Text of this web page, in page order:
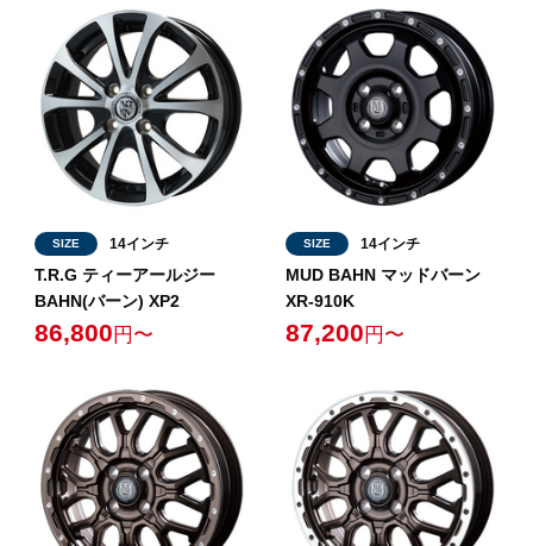
SIZE 14インチ
T.R.G ティーアールジー
BAHN(バーン) XP2
86,800 円〜
SIZE 14インチ
MUD BAHN マッドバーン
XR-910K
87,200 円〜